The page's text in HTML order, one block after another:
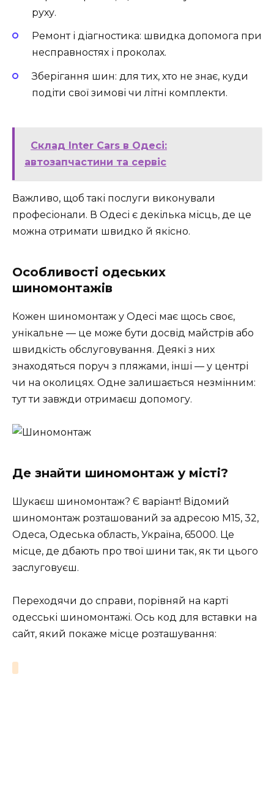
руху.
Ремонт і діагностика: швидка допомога при
несправностях і проколах.
Зберігання шин: для тих, хто не знає, куди
подіти свої зимові чи літні комплекти.
Склад Inter Cars в Одесі:
автозапчастини та сервіс
Важливо, щоб такі послуги виконували
професіонали. В Одесі є декілька місць, де це
можна отримати швидко й якісно.
Особливості одеських
шиномонтажів
Кожен шиномонтаж у Одесі має щось своє,
унікальне — це може бути досвід майстрів або
швидкість обслуговування. Деякі з них
знаходяться поруч з пляжами, інші — у центрі
чи на околицях. Одне залишається незмінним:
тут ти завжди отримаєш допомогу.
Де знайти шиномонтаж у місті?
Шукаєш шиномонтаж? Є варіант! Відомий
шиномонтаж розташований за адресою М15, 32,
Одеса, Одеська область, Україна, 65000. Це
місце, де дбають про твої шини так, як ти цього
заслуговуєш.
Переходячи до справи, порівняй на карті
одесські шиномонтажі. Ось код для вставки на
сайт, який покаже місце розташування: